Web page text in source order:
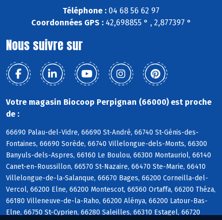
Téléphone : 04 68 56 62 97
Coordonnées GPS :42,698855 ° , 2,877397 °
Nous suivre sur
Votre magasin Biocoop Perpignan (66000) est proche
de :
66690 Palau-del-Vidre, 66690 St-André, 66740 St-Génis-des-
Fontaines, 66690 Sorède, 66740 Villelongue-dels-Monts, 66300
Banyuls-dels-Aspres, 66160 Le Boulou, 66300 Montauriol, 66140
Canet-en-Roussillon, 66570 St-Nazaire, 66470 Ste-Marie, 66410
Villelongue-de-la-Salanque, 66670 Bages, 66200 Corneilla-del-
Vercol, 66200 Elne, 66200 Montescot, 66560 Ortaffa, 66200 Théza,
66180 Villeneuve-de-la-Raho, 66200 Alénya, 66200 Latour-Bas-
Elne, 66750 St-Cyprien, 66280 Saleilles, 66310 Estagel, 66720